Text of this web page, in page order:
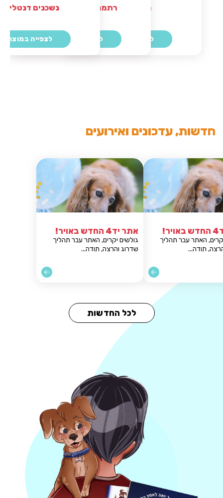
מיטה לכלב
לצפייה במוצר
רתמה מומלצת לכלב
לצפייה במוצר
נשכנים דנטליים
לצפייה במוצר
חדשות, עדכונים ואירועים
אתר יד4 החדש באויר!
גולשים יקרים, האתר עבר תהליך
שדרוג והרצה, תודה...
אתר יד4 החדש באויר!
גולשים יקרים, האתר עבר
שדרוג והרצה, תודה...
לכל החדשות